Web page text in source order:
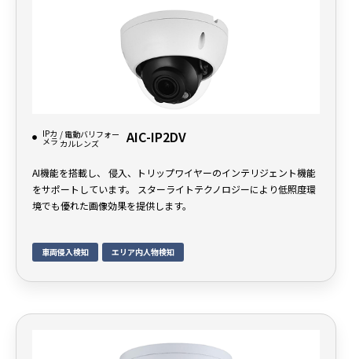
IPカ
メラ
/ 電動バリフォー
カルレンズ
AIC-IP2DV
AI機能を搭載し、 侵入、トリップワイヤーのインテリジェント機能
をサポートしています。 スターライトテクノロジーにより低照度環
境でも優れた画像効果を提供します。
車両侵入検知 エリア内人物検知